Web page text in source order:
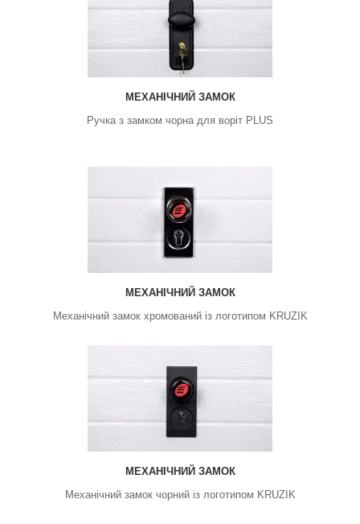
МЕХАНІЧНИЙ ЗАМОК
Ручка з замком чорна для воріт PLUS
МЕХАНІЧНИЙ ЗАМОК
Механічний замок хромований із логотипом KRUZIK
МЕХАНІЧНИЙ ЗАМОК
Механічний замок чорний із логотипом KRUZIK